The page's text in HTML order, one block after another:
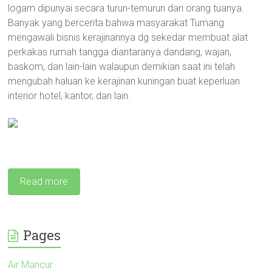
logam dipunyai secara turun-temurun dari orang tuanya.
Banyak yang bercerita bahwa masyarakat Tumang
mengawali bisnis kerajinannya dg sekedar membuat alat
perkakas rumah tangga diantaranya dandang, wajan,
baskom, dan lain-lain walaupun demikian saat ini telah
mengubah haluan ke kerajinan kuningan buat keperluan
interior hotel, kantor, dan lain.
Read more
Pages
Air Mancur